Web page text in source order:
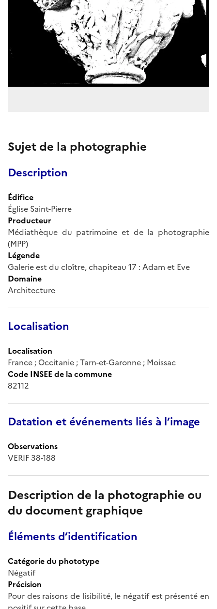
Sujet de la photographie
Description
Édifice
Église Saint-Pierre
Producteur
Médiathèque du patrimoine et de la photographie
(MPP)
Légende
Galerie est du cloître, chapiteau 17 : Adam et Eve
Domaine
Architecture
Localisation
Localisation
France ; Occitanie ; Tarn-et-Garonne ; Moissac
Code INSEE de la commune
82112
Datation et événements liés à l’image
Observations
VERIF 38-188
Description de la photographie ou
du document graphique
Éléments d’identification
Catégorie du phototype
Négatif
Précision
Pour des raisons de lisibilité, le négatif est présenté en